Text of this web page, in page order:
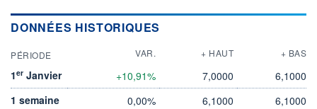
DONNÉES HISTORIQUES
PÉRIODE VAR. + HAUT + BAS
1er Janvier +10,91% 7,0000
6,1000
1 semaine
0,00% 6,1000
6,1000